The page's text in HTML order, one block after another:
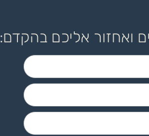
ואחזור אליכם בהקדם: